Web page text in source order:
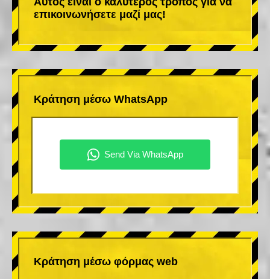
επικοινωνήσετε μαζί μας!
Κράτηση μέσω WhatsApp
Κράτηση μέσω φόρμας web